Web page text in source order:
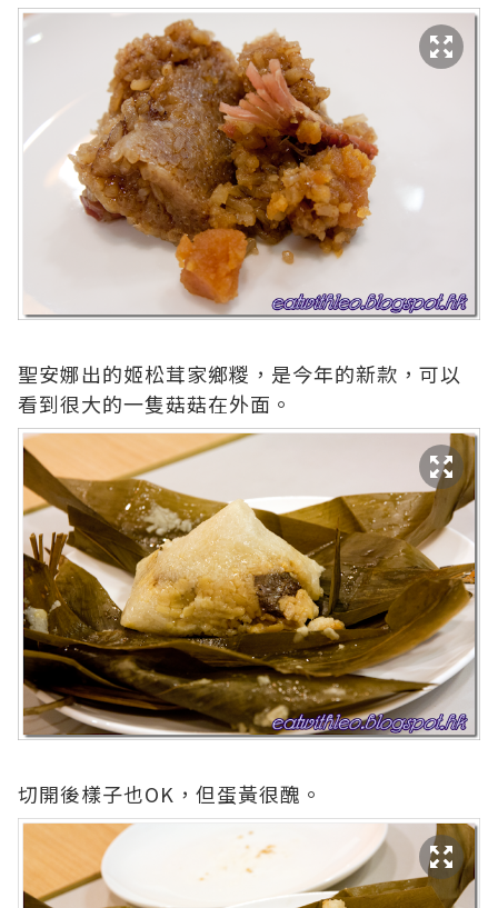
聖安娜出的姬松茸家鄉糉，是今年的新款，可以
看到很大的一隻菇菇在外面。
切開後樣子也OK，但蛋黃很醜。